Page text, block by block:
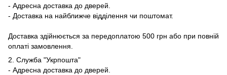
- Адресна доставка до дверей.
- Доставка на найближче відділення чи поштомат.
Доставка здійнюється за передоплатою 500 грн або при повній
оплаті замовлення.
2. Служба "Укрпошта"
- Адресна доставка до дверей.